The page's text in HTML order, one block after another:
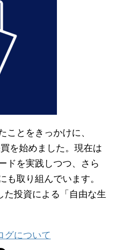
ことをきっかけに、
を始めました。現在は
ドを実践しつつ、さら
も取り組んでいます。
た投資による「自由な生
グについて